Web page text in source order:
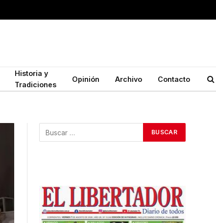
Historia y
Tradiciones
Opinión Archivo Contacto